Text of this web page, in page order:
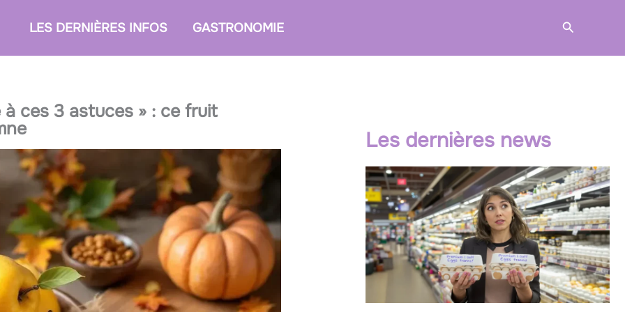
LES DERNIÈRES INFOS GASTRONOMIE
ces 3 astuces » : ce fruit
Les dernières news